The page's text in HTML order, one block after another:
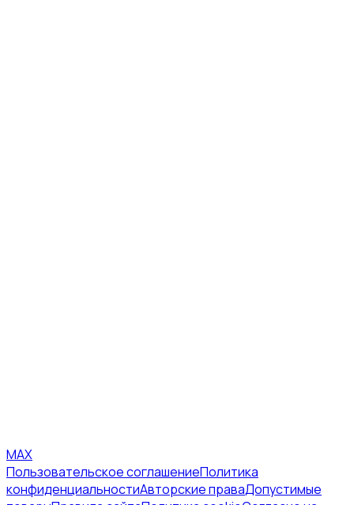
MAX
Пользовательское соглашениеПолитика
конфиденциальностиАвторские праваДопустимые